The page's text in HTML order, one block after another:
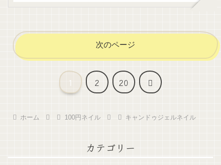
次のページ
1 2 20
次
ホーム 100円ネイル キャンドゥジェルネイル
カテゴリー